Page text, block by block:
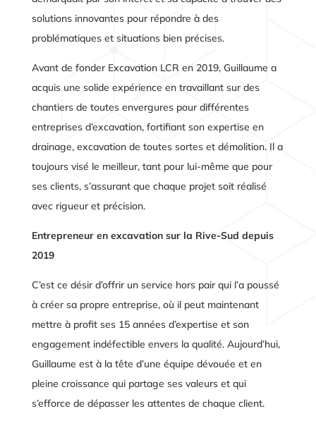
solutions innovantes pour répondre à des
problématiques et situations bien précises.
Avant de fonder Excavation LCR en 2019, Guillaume a
acquis une solide expérience en travaillant sur des
chantiers de toutes envergures pour différentes
entreprises d’excavation, fortifiant son expertise en
drainage, excavation de toutes sortes et démolition. Il a
toujours visé le meilleur, tant pour lui-même que pour
ses clients, s’assurant que chaque projet soit réalisé
avec rigueur et précision.
Entrepreneur en excavation sur la Rive-Sud depuis
2019
C’est ce désir d’offrir un service hors pair qui l’a poussé
à créer sa propre entreprise, où il peut maintenant
mettre à profit ses 15 années d’expertise et son
engagement indéfectible envers la qualité. Aujourd’hui,
Guillaume est à la tête d’une équipe dévouée et en
pleine croissance qui partage ses valeurs et qui
s’efforce de dépasser les attentes de chaque client.